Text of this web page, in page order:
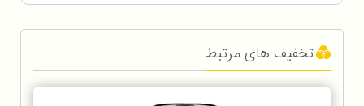
تخفیف های مرتبط